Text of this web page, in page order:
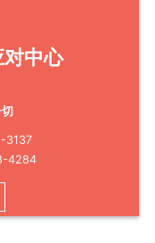
中心
3137
4284